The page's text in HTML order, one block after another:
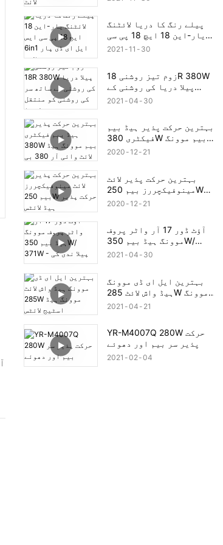
پیلے رنگ کا دریا لائٹنگ
یار-این 18 ایچ 18 پی سی
ایس 6in1 ایل ای ڈی پار
2021 11 30
زوم تیز روشنی 18R 380W
پیلا دریا کی روشنی کے
ساتھ سر کی روشنی کو
2021 04 30
بہترین حرکت پذیر ہیڈ بیم
فیکٹری 380W بیم موونگ
ہیڈ لائٹ وائی آر 380 بی
2020 12 21
بہترین حرکت پذیر لائٹ
مینوفیکچررز بیم 250W
حرکت پذیر ہیڈ لائٹس
2020 12 21
آؤٹ ڈور 17 آر واٹر پروف
موونگ ہیڈ بیم 350W/
371W - پیلا ندی کی روشنی
2021 04 30
بہترین ایل ای ڈی موونگ
ہیڈ واش لائٹ 285W موونگ
ہیڈ اسٹیج لائٹس
2021 04 21
YR-M4007Q 280W حرکت
پذیر سر بیم اور دھوئے
2021 02 04